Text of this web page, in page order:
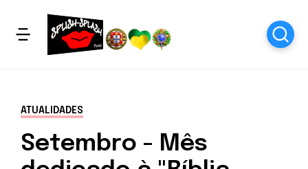
ATUALIDADES
Setembro - Mês